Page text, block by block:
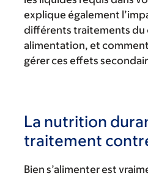
explique également
différents traitements du
alimentation, et
gérer ces effets
La nutrition
traitement
Bien s’alimenter est